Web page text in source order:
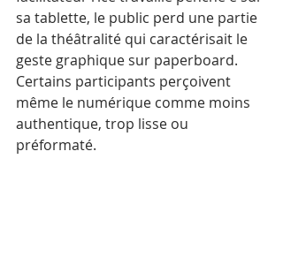
sa tablette, le public perd une partie
de la théâtralité qui caractérisait le
geste graphique sur paperboard.
Certains participants perçoivent
même le numérique comme moins
authentique, trop lisse ou
préformaté.